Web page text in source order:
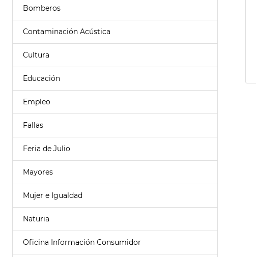
Bomberos
Contaminación Acústica
Cultura
Educación
Empleo
Fallas
Feria de Julio
Mayores
Mujer e Igualdad
Naturia
Oficina Información Consumidor